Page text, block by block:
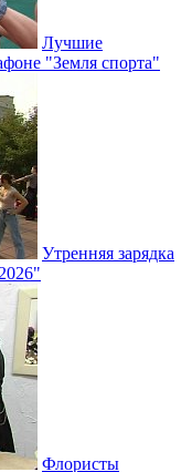
Лучшие
"Земля спорта"
Утренняя зарядка
Флористы